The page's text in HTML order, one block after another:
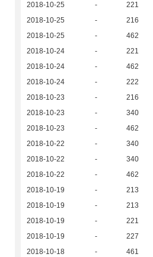
2018-10-25
- 221
2018-10-25
- 216
2018-10-25
- 462
2018-10-24
- 221
2018-10-24
- 462
2018-10-24
- 222
2018-10-23
- 216
2018-10-23
- 340
2018-10-23
- 462
2018-10-22
- 340
2018-10-22
- 340
2018-10-22
- 462
2018-10-19
- 213
2018-10-19
- 213
2018-10-19
- 221
2018-10-19
- 227
2018-10-18
- 461